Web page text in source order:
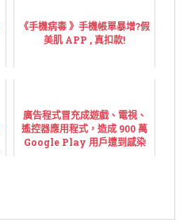
《手機病毒 》手機帳單暴增?假
美肌 APP , 真扣款!
廣告程式冒充成遊戲、電視、
遙控器應用程式，造成 900 萬
Google Play 用戶遭到感染